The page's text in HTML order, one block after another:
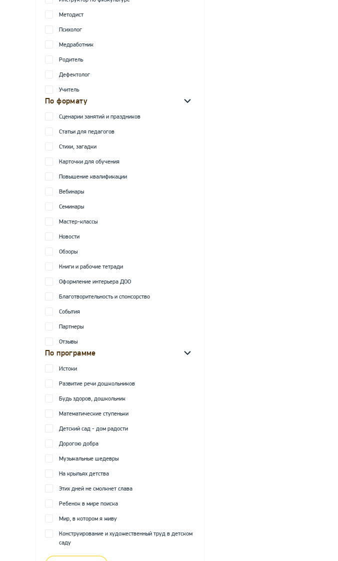
Методист
Психолог
Медработник
Родитель
Дефектолог
Учитель
По формату
Сценарии занятий и праздников
Статьи для педагогов
Стихи, загадки
Карточки для обучения
Повышение квалификации
Вебинары
Семинары
Мастер-классы
Новости
Обзоры
Книги и рабочие тетради
Оформление интерьера ДОО
Благотворительность и спонсорство
События
Партнеры
Отзывы
По программе
Истоки
Развитие речи дошкольников
Будь здоров, дошкольник
Математические ступеньки
Детский сад - дом радости
Дорогою добра
Музыкальные шедевры
На крыльях детства
Этих дней не смолкнет слава
Ребенок в мире поиска
Мир, в котором я живу
Конструирование и художественный труд в детском
саду